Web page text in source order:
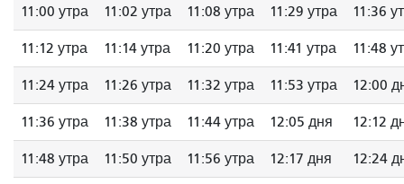
11:00 утра 11:02 утра 11:08 утра 11:29 утра 11:36
11:12 утра 11:14 утра 11:20 утра 11:41 утра 11:48
11:24 утра 11:26 утра 11:32 утра 11:53 утра 12:00
11:36 утра 11:38 утра 11:44 утра 12:05 дня 12:12
11:48 утра 11:50 утра 11:56 утра 12:17 дня 12:24